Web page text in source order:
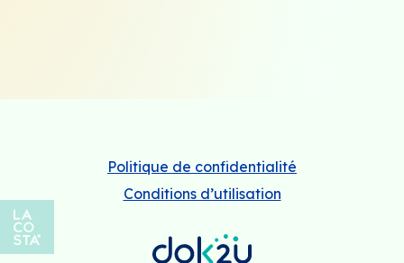
Politique de confidentialité
Conditions d’utilisation